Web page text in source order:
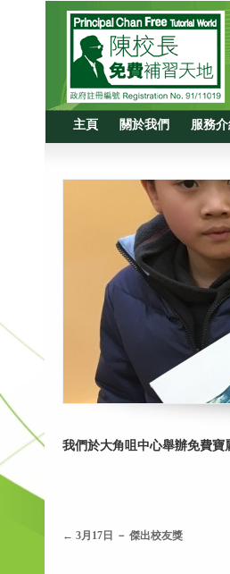
主頁 關於我們 服務
我們於大角咀中心舉辦免費
← 3月17日 － 傑出校友獎